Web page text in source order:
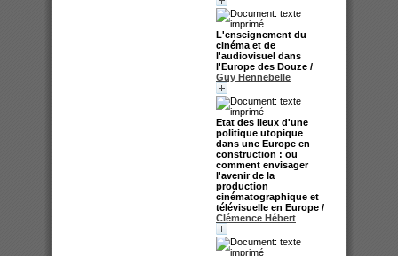
L'enseignement du
cinéma et de
l'audiovisuel dans
l'Europe des Douze /
Guy Hennebelle
Etat des lieux d'une
politique utopique
dans une Europe en
construction : ou
comment envisager
l'avenir de la
production
cinématographique et
télévisuelle en Europe /
Clémence Hébert